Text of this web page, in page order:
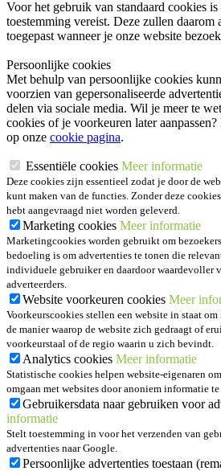
Voor het gebruik van standaard cookies
toestemming vereist. Deze zullen daarom
toegepast wanneer je onze website
Persoonlijke cookies
Met behulp van persoonlijke cookies
voorzien van gepersonaliseerde
delen via sociale media. Wil je meer te
cookies of je voorkeuren later
op onze cookie pagina.
Essentiële cookies Meer informatie
Deze cookies zijn essentieel zodat je door de
kunt maken van de functies. Zonder deze
hebt aangevraagd niet worden geleverd.
Marketing cookies Meer informatie
Marketingcookies worden gebruikt om
bedoeling is om advertenties te tonen die
individuele gebruiker en daardoor waardevoller
adverteerders.
Website voorkeuren cookies Meer
Voorkeurscookies stellen een website in staat
de manier waarop de website zich gedraagt of
voorkeurstaal of de regio waarin u zich bevindt.
Analytics cookies Meer informatie
Statistische cookies helpen website-eigenaren
omgaan met websites door anoniem informatie te
Gebruikersdata naar gebruiken voor
informatie
Stelt toestemming in voor het verzenden van
advertenties naar Google.
Persoonlijke advertenties toestaan